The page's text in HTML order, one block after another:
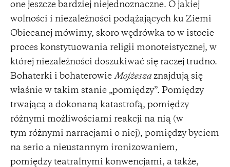
one jeszcze bardziej niejednoznaczne. O jakiej
wolności i niezależności podążających ku Ziemi
Obiecanej mówimy, skoro wędrówka to w istocie
proces konstytuowania religii monoteistycznej, w
której niezależności doszukiwać się raczej trudno.
Bohaterki i bohaterowie Mojżeszaznajdują się
właśnie w takim stanie „pomiędzy”. Pomiędzy
trwającą a dokonaną katastrofą, pomiędzy
różnymi możliwościami reakcji na nią (w
tym różnymi narracjami o niej), pomiędzy byciem
na serio a nieustannym ironizowaniem,
pomiędzy teatralnymi konwencjami, a także,